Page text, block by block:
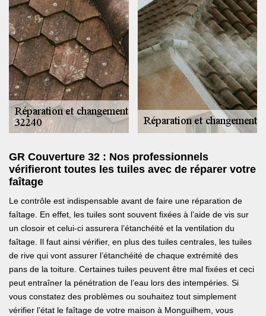
GR Couverture 32 : Nos professionnels
vérifieront toutes les tuiles avec de réparer votre
faîtage
Le contrôle est indispensable avant de faire une réparation de
faîtage. En effet, les tuiles sont souvent fixées à l’aide de vis sur
un closoir et celui-ci assurera l’étanchéité et la ventilation du
faîtage. Il faut ainsi vérifier, en plus des tuiles centrales, les tuiles
de rive qui vont assurer l’étanchéité de chaque extrémité des
pans de la toiture. Certaines tuiles peuvent être mal fixées et ceci
peut entraîner la pénétration de l’eau lors des intempéries. Si
vous constatez des problèmes ou souhaitez tout simplement
vérifier l’état le faîtage de votre maison à Monguilhem, vous